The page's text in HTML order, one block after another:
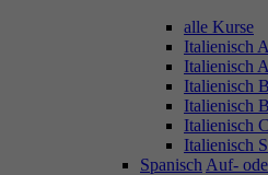
alle Kurse
Italienisch
Italienisch
Italienisch
Italienisch
Italienisch
Italienisch
Spanisch Auf-